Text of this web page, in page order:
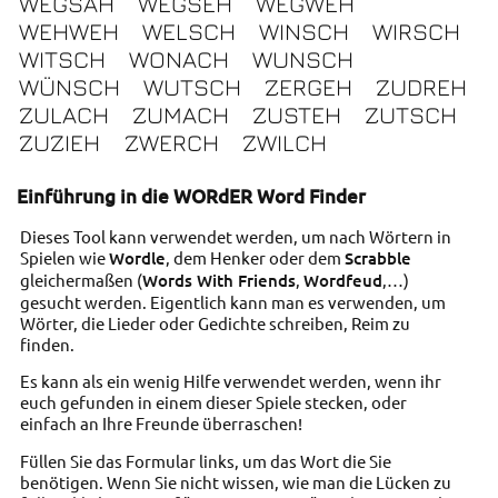
WEHWEH
WELSCH WINSCH
WIRSCH
WITSCH
WONACH
WUNSCH
WÜNSCH
WUTSCH ZERGEH
ZUDREH
ZULACH
ZUMACH ZUSTEH
ZUTSCH
ZUZIEH
ZWERCH ZWILCH
Einführung in die WORdER Word Finder
Dieses Tool kann verwendet werden, um nach Wörtern in
Spielen wieWordle , dem Henker oder dem Scrabble
gleichermaßen (Words With Friends, Wordfeud ,…)
gesucht werden. Eigentlich kann man es verwenden, um
Wörter, die Lieder oder Gedichte schreiben, Reim zu
finden.
Es kann als ein wenig Hilfe verwendet werden, wenn ihr
euch gefunden in einem dieser Spiele stecken, oder
einfach an Ihre Freunde überraschen!
Füllen Sie das Formular links, um das Wort die Sie
benötigen. Wenn Sie nicht wissen, wie man die Lücken zu